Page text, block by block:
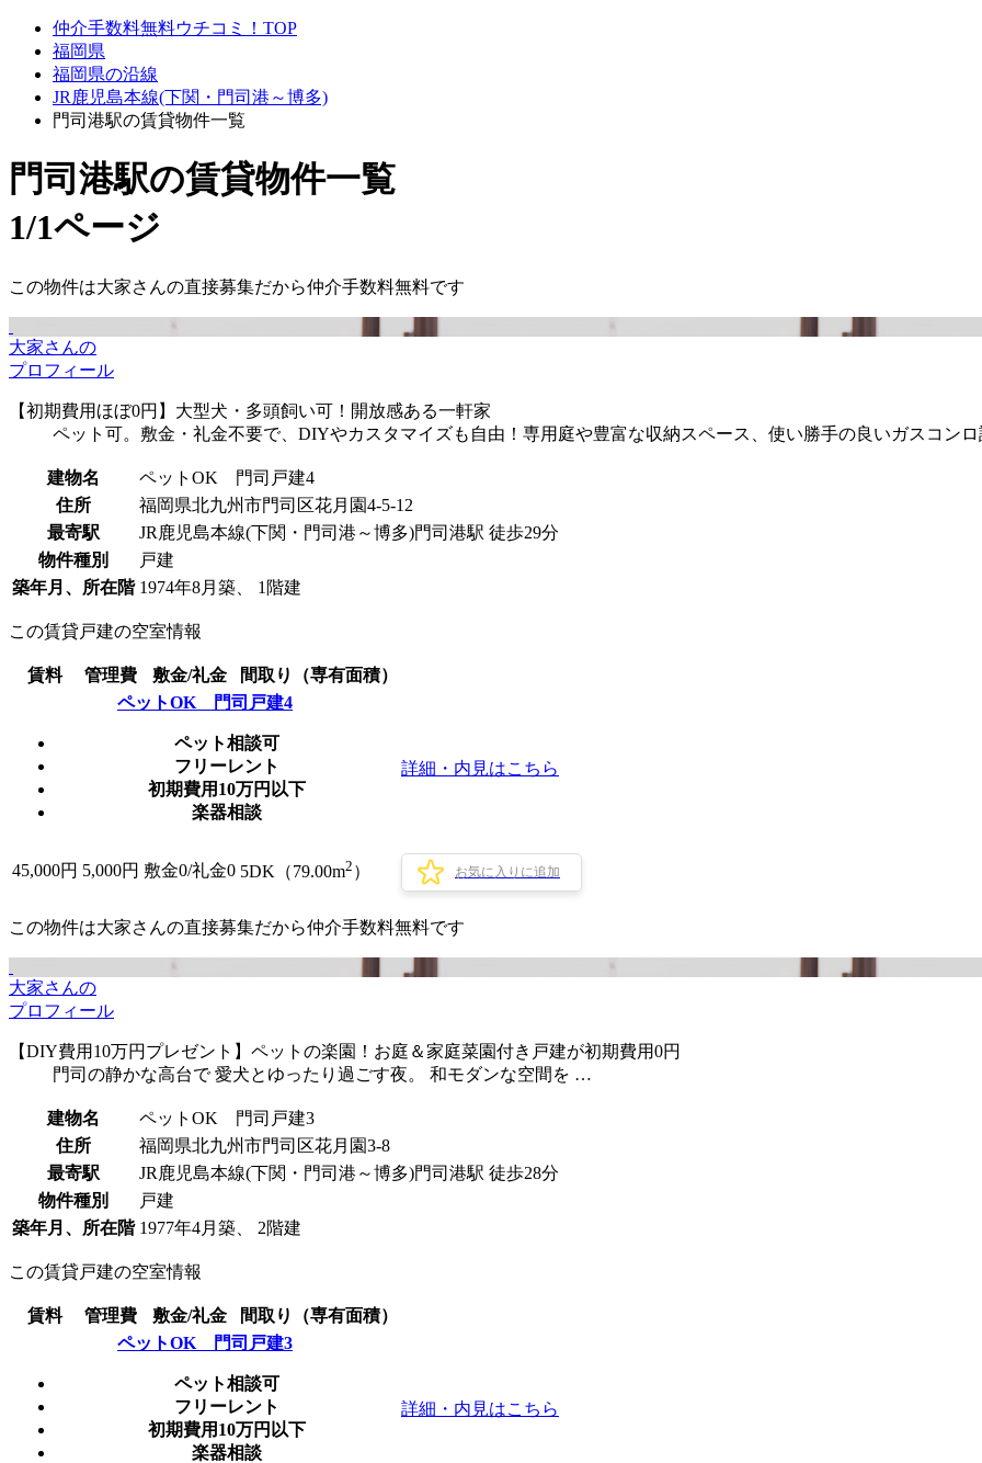
仲介手数料無料ウチコミ！TOP
福岡県
福岡県の沿線
JR鹿児島本線(下関・門司港～博多)
門司港駅の賃貸物件一覧
門司港駅の賃貸物件一覧
1/1ページ
この物件は大家さんの直接募集だから仲介手数料無料です
大家さんの
プロフィール
【初期費用ほぼ0円】大型犬・多頭飼い可！開放感ある一軒家
ペット可。敷金・礼金不要で、DIYやカスタマイズも自由！専用庭や豊富な収納スペース、使い勝手の良いガスコン
建物名
ペットOK 門司戸建4
住所
福岡県北九州市門司区花月園4-5-12
最寄駅
JR鹿児島本線(下関・門司港～博多)門司港駅 徒歩29分
物件種別
戸建
築年月、所在階 1974年8月築、 1階建
この賃貸戸建の空室情報
賃料 管理費 敷金/礼金
間取り（専有面積）
ペットOK 門司戸建4
ペット相談可
フリーレント
初期費用10万円以下
楽器相談
詳細・内見はこちら
45,000円 5,000円 敷金0/礼金0 5DK（79.00m2 ） お気に入りに追加
この物件は大家さんの直接募集だから仲介手数料無料です
大家さんの
プロフィール
【DIY費用10万円プレゼント】ペットの楽園！お庭＆家庭菜園付き戸建が初期費用0円
門司の静かな高台で 愛犬とゆったり過ごす夜。 和モダンな空間を …
建物名
ペットOK 門司戸建3
住所
福岡県北九州市門司区花月園3-8
最寄駅
JR鹿児島本線(下関・門司港～博多)門司港駅 徒歩28分
物件種別
戸建
築年月、所在階 1977年4月築、 2階建
この賃貸戸建の空室情報
賃料 管理費 敷金/礼金
間取り（専有面積）
ペットOK 門司戸建3
ペット相談可
フリーレント
初期費用10万円以下
楽器相談
詳細・内見はこちら